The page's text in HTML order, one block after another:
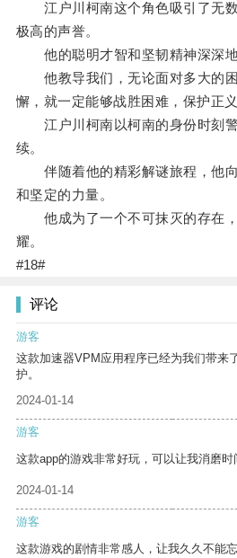
江户川柯南这个角色吸引了无数
极高的声誉。
他的聪明才智和坚韧精神深深地
他教导我们，无论面对多大的困
懈，就一定能够战胜困难，保护正义
江户川柯南以柯南的身份时刻警
续。
伴随着他的精彩解谜旅程，他向
和坚定的力量。
他成为了一个不可抹灭的存在，
耀。
#18#
评论
游客
这款加速器VPM应用程序已经为我们带来
护。
2024-01-14
游客
这款app的游戏非常好玩，可以让我消磨时
2024-01-14
游客
这款游戏的剧情非常感人，让我久久不能忘